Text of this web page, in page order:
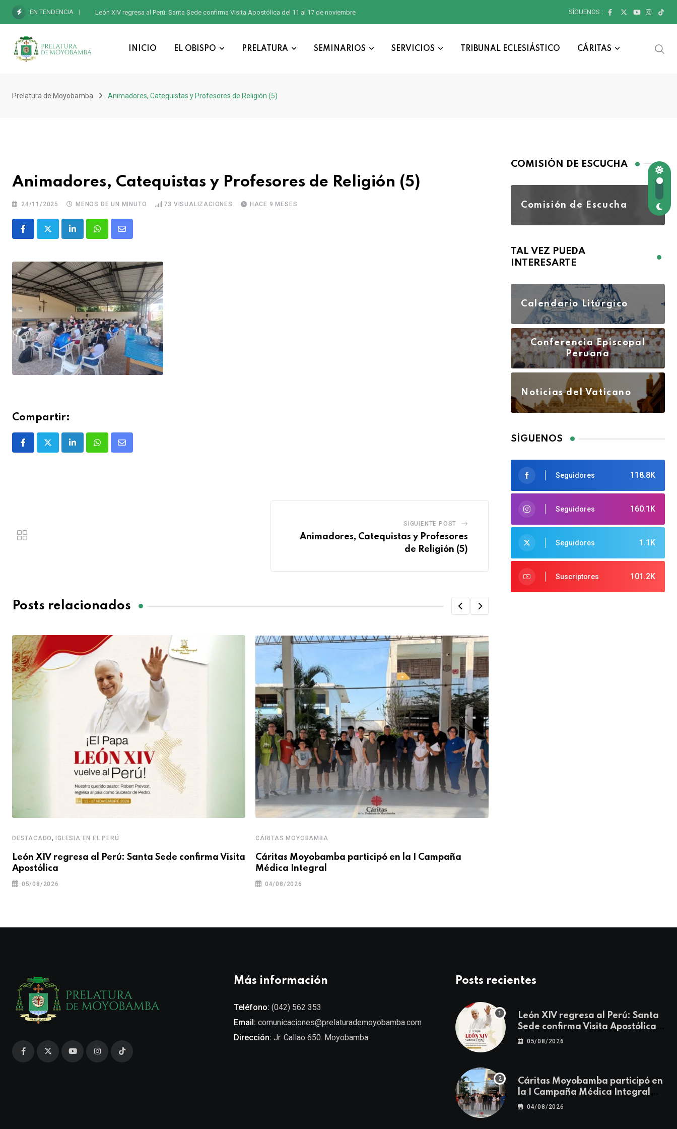
EN TENDENCIA León XIV regresa al Perú: Santa Sede confirma Visita Apostólica del 11 al 17 de noviembre SÍGUENOS :
INICIO EL OBISPO PRELATURA SEMINARIOS SERVICIOS TRIBUNAL ECLESIÁSTICO CÁRITAS
Prelatura de Moyobamba Animadores, Catequistas y Profesores de Religión (5)
Animadores, Catequistas y Profesores de Religión (5)
24/11/2025 MENOS DE UN MINUTO 73 VISUALIZACIONES HACE 9 MESES
Compartir:
SIGUIENTE POST
Animadores, Catequistas y Profesores
de Religión (5)
Posts relacionados
DESTACADO,IGLESIA EN EL PERÚ
León XIV regresa al Perú: Santa Sede confirma Visita
Apostólica
05/08/2026
CÁRITAS MOYOBAMBA
Cáritas Moyobamba participó en la I Campaña
Médica Integral
04/08/2026
COMISIÓN DE ESCUCHA
Comisión de Escucha
TAL VEZ PUEDA
INTERESARTE
Calendario Litúrgico
Conferencia Episcopal
Peruana
Noticias del Vaticano
SÍGUENOS
118.8K
Seguidores
160.1K
Seguidores
1.1K
Seguidores
101.2K
Suscriptores
Más información
Teléfono: (042) 562 353
Email: comunicaciones@prelaturademoyobamba.com
Dirección: Jr. Callao 650. Moyobamba.
Posts recientes
León XIV regresa al Perú: Santa
Sede confirma Visita Apostólica
del 11 al 17 de noviembre
05/08/2026
Cáritas Moyobamba participó en
la I Campaña Médica Integral
Gratuita llevando salud y
04/08/2026